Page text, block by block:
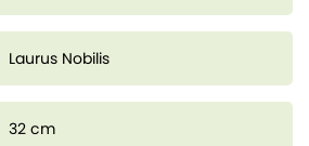
Laurus Nobilis
32 cm